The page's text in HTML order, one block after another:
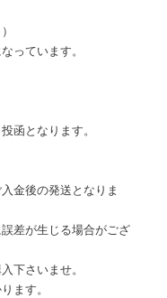
っています。
函となります。
金後の発送となりま
差が生じる場合がござ
下さいませ。
ます。